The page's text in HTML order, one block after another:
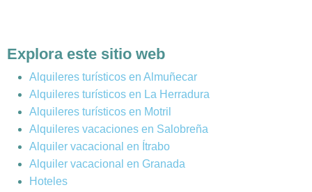
Explora este sitio web
Alquileres turísticos en Almuñecar
Alquileres turísticos en La Herradura
Alquileres turísticos en Motril
Alquileres vacaciones en Salobreña
Alquiler vacacional en Ítrabo
Alquiler vacacional en Granada
Hoteles